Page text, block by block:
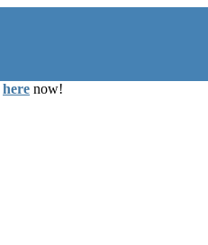
here now!